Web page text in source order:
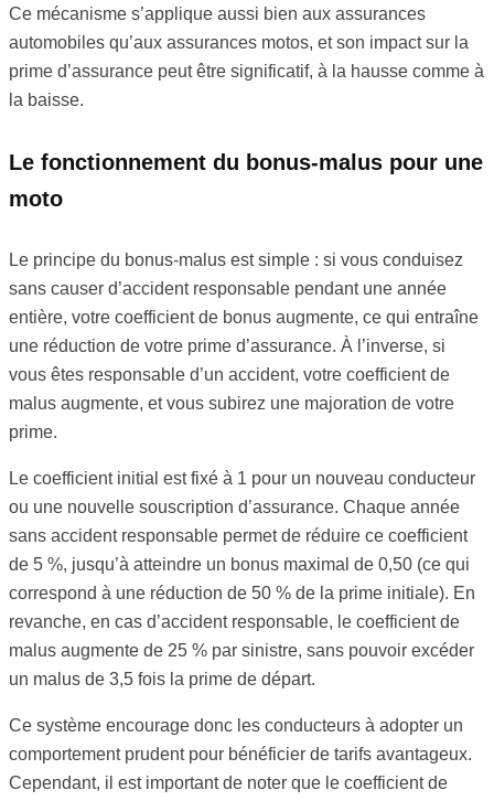
Ce mécanisme s’applique aussi bien aux assurances
automobiles qu’aux assurances motos, et son impact sur la
prime d’assurance peut être significatif, à la hausse comme à
la baisse.
Le fonctionnement du bonus-malus pour une
moto
Le principe du bonus-malus est simple : si vous conduisez
sans causer d’accident responsable pendant une année
entière, votre coefficient de bonus augmente, ce qui entraîne
une réduction de votre prime d’assurance. À l’inverse, si
vous êtes responsable d’un accident, votre coefficient de
malus augmente, et vous subirez une majoration de votre
prime.
Le coefficient initial est fixé à 1 pour un nouveau conducteur
ou une nouvelle souscription d’assurance. Chaque année
sans accident responsable permet de réduire ce coefficient
de 5 %, jusqu’à atteindre un bonus maximal de 0,50 (ce qui
correspond à une réduction de 50 % de la prime initiale). En
revanche, en cas d’accident responsable, le coefficient de
malus augmente de 25 % par sinistre, sans pouvoir excéder
un malus de 3,5 fois la prime de départ.
Ce système encourage donc les conducteurs à adopter un
comportement prudent pour bénéficier de tarifs avantageux.
Cependant, il est important de noter que le coefficient de